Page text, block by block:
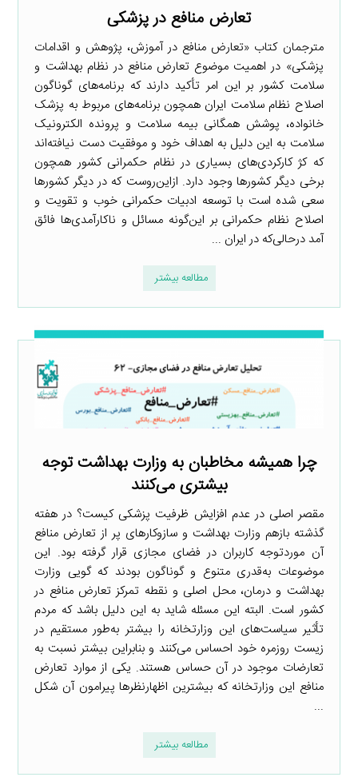
تعارض منافع در پزشکی
مترجمان کتاب «تعارض منافع در آموزش، پژوهش و اقدامات
پزشکی» در اهمیت موضوع تعارض منافع در نظام بهداشت و
سلامت کشور بر این امر تأکید دارند که برنامه‌های گوناگون
اصلاح نظام سلامت ایران همچون برنامه‌های مربوط به پزشک
خانواده، پوشش همگانی بیمه سلامت و پرونده الکترونیک
سلامت به این دلیل به اهداف خود و موفقیت دست نیافته‌اند
که کژ کارکردی‌های بسیاری در نظام حکمرانی کشور همچون
برخی دیگر کشورها وجود دارد. ازاین‌روست که در دیگر کشورها
سعی شده است با توسعه ادبیات حکمرانی خوب و تقویت و
اصلاح نظام حکمرانی بر این‌گونه مسائل و ناکارآمدی‌ها فائق
آمد درحالی‌که در ایران ...
مطالعه بیشتر
چرا همیشه مخاطبان به وزارت بهداشت توجه
بیشتری می‌کنند
مقصر اصلی در عدم افزایش ظرفیت پزشکی کیست؟ در هفته
گذشته بازهم وزارت بهداشت و سازوکارهای پر از تعارض منافع
آن موردتوجه کاربران در فضای مجازی قرار گرفته بود. این
موضوعات به‌قدری متنوع و گوناگون بودند که گویی وزارت
بهداشت و درمان، محل اصلی و نقطه تمرکز تعارض منافع در
کشور است. البته این مسئله شاید به این دلیل باشد که مردم
تأثیر سیاست‌های این وزارتخانه را بیشتر به‌طور مستقیم در
زیست روزمره خود احساس می‌کنند و بنابراین بیشتر نسبت به
تعارضات موجود در آن حساس هستند. یکی از موارد تعارض
منافع این وزارتخانه که بیشترین اظهارنظرها پیرامون آن شکل
...
مطالعه بیشتر